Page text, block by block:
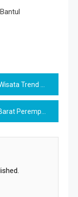
Apa saja Kata Media?
Sedayu